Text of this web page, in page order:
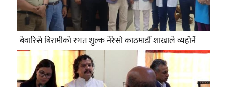
बेवारिसे बिरामीको रगत शुल्क नेरेसो काठमाडौँ शाखाले व्यहोर्ने